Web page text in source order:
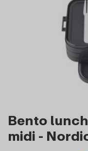
Bento
midi -